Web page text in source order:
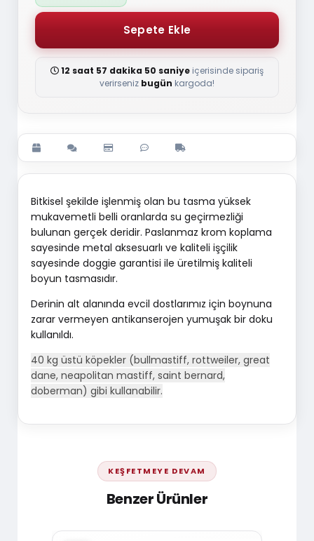
12 saat 57 dakika 49 saniye içerisinde sipariş
verirseniz bugün kargoda!
Bitkisel şekilde işlenmiş olan bu tasma yüksek
mukavemetli belli oranlarda su geçirmezliği
bulunan gerçek deridir. Paslanmaz krom koplama
sayesinde metal aksesuarlı ve kaliteli işçilik
sayesinde doggie garantisi ile üretilmiş kaliteli
boyun tasmasıdır.
Derinin alt alanında evcil dostlarımız için boynuna
zarar vermeyen antikanserojen yumuşak bir doku
kullanıldı.
40 kg üstü köpekler (bullmastiff, rottweiler, great
dane, neapolitan mastiff, saint bernard,
doberman) gibi kullanabilir.
KEŞFETMEYE DEVAM
Benzer Ürünler